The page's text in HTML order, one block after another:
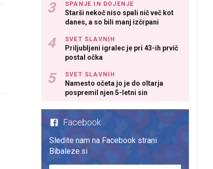
SPANJE IN DOJENJE
Starši nekoč niso spali nič več kot
danes, a so bili manj izčrpani
SVET SLAVNIH
Priljubljeni igralec je pri 43-ih prvič
postal očka
SVET SLAVNIH
Namesto očeta jo je do oltarja
pospremil njen 5-letni sin
Facebook
Sledite nam na Facebook strani
Bibaleze.si